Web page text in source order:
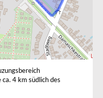
4 km südlich des